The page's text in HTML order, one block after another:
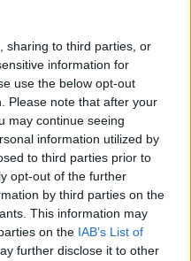
sharing to third parties, or
information for
use the below opt-out
Please note that after your
may continue seeing
information utilized by
to third parties prior to
opt-out of the further
by third parties on the
This information may
on the IAB’s List of
further disclose it to other